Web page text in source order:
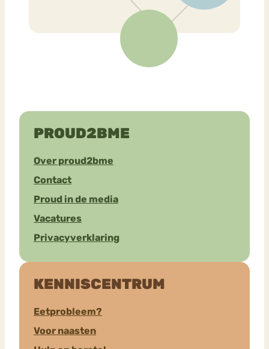
PROUD2BME
Over proud2bme
Contact
Proud in de media
Vacatures
Privacyverklaring
KENNISCENTRUM
Eetprobleem?
Voor naasten